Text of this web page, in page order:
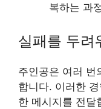
복하는 과
실패를 두려
주인공은 여러 번
합니다. 이러한
한 메시지를 전달